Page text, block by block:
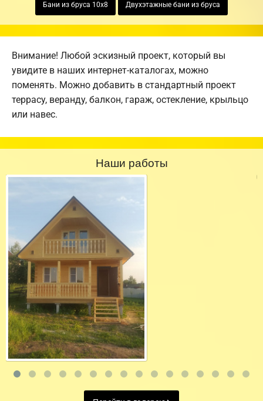
Бани из бруса 10х8 Двухэтажные бани из бруса
Внимание! Любой эскизный проект, который вы
увидите в наших интернет-каталогах, можно
поменять. Можно добавить в стандартный проект
террасу, веранду, балкон, гараж, остекление, крыльцо
или навес.
Наши работы